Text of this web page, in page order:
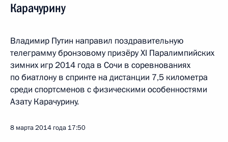
Карачурину
Владимир Путин направил поздравительную
телеграмму бронзовому призёру XI Паралимпийских
зимних игр 2014 года в Сочи в соревнованиях
по биатлону в спринте на дистанции 7,5 километра
среди спортсменов с физическими особенностями
Азату Карачурину.
8 марта 2014 года 17:50